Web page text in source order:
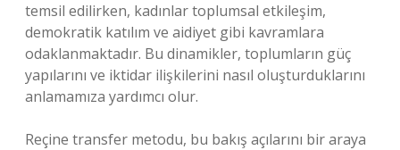
temsil edilirken, kadınlar toplumsal etkileşim,
demokratik katılım ve aidiyet gibi kavramlara
odaklanmaktadır. Bu dinamikler, toplumların güç
yapılarını ve iktidar ilişkilerini nasıl oluşturduklarını
anlamamıza yardımcı olur.
Reçine transfer metodu, bu bakış açılarını bir araya